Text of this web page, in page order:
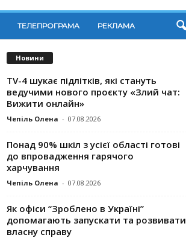
ТЕЛЕПРОГРАМА РЕКЛАМА
Новини
TV-4 шукає підлітків, які стануть
ведучими нового проєкту «Злий чат:
Вижити онлайн»
Чепіль Олена - 07.08.2026
Понад 90% шкіл з усієї області готові
до впровадження гарячого
харчування
Чепіль Олена - 07.08.2026
Як офіси “Зроблено в Україні”
допомагають запускaти та розвивати
власну справу